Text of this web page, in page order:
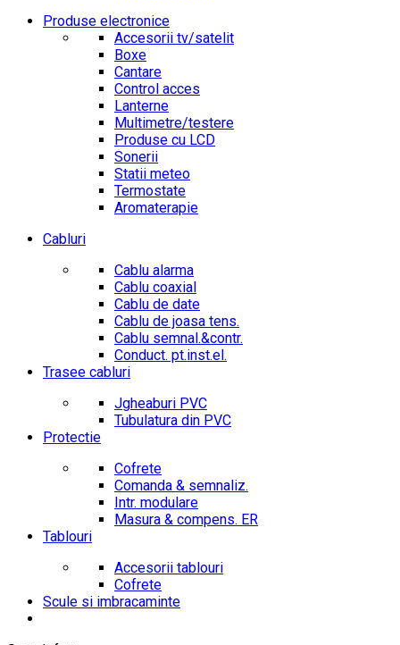
Produse electronice
Accesorii tv/satelit
Boxe
Cantare
Control acces
Lanterne
Multimetre/testere
Produse cu LCD
Sonerii
Statii meteo
Termostate
Aromaterapie
Cabluri
Cablu alarma
Cablu coaxial
Cablu de date
Cablu de joasa tens.
Cablu semnal.&contr.
Conduct. pt.inst.el.
Trasee cabluri
Jgheaburi PVC
Tubulatura din PVC
Protectie
Cofrete
Comanda & semnaliz.
Intr. modulare
Masura & compens. ER
Tablouri
Accesorii tablouri
Cofrete
Scule si imbracaminte